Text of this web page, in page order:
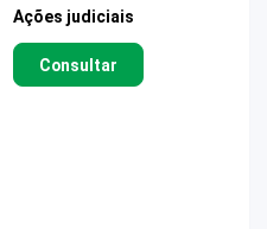
Ações judiciais
Consultar